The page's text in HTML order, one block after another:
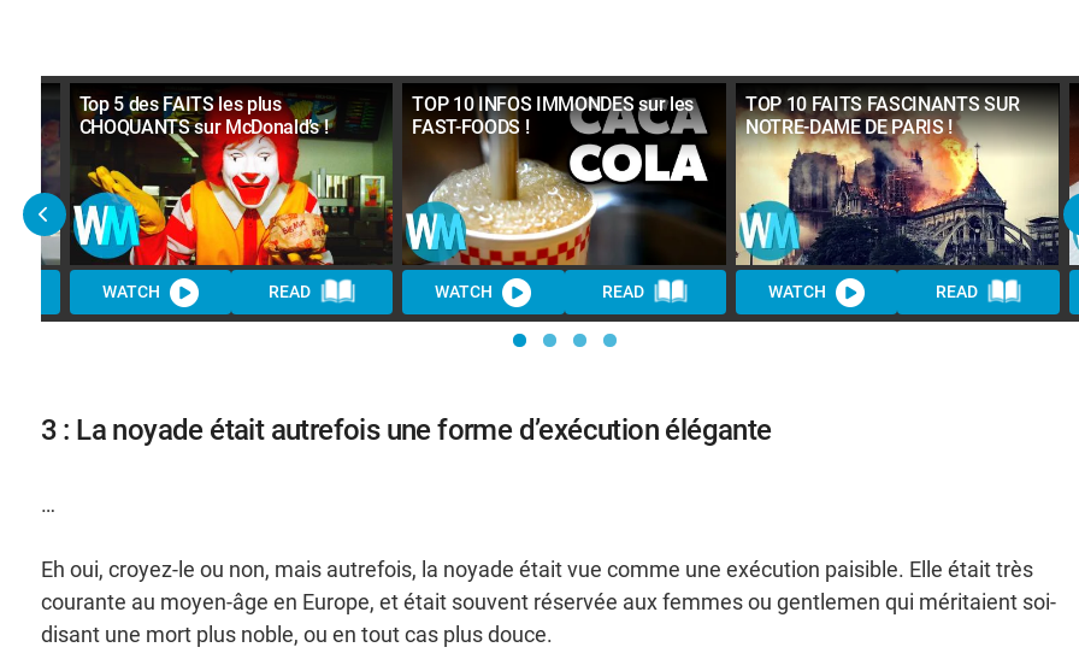
Top 5 des FAITS les plus
CHOQUANTS sur McDonald’s !
WATCH READ
TOP 10 INFOS IMMONDES sur les
FAST-FOODS !
WATCH READ
TOP 10 FAITS FASCINANTS SUR
NOTRE-DAME DE PARIS !
WATCH READ
3 : La noyade était autrefois une forme d’exécution élégante
…
Eh oui, croyez-le ou non, mais autrefois, la noyade était vue comme une exécution paisible. Elle était très
courante au moyen-âge en Europe, et était souvent réservée aux femmes ou gentlemen qui méritaient soi-
disant une mort plus noble, ou en tout cas plus douce.